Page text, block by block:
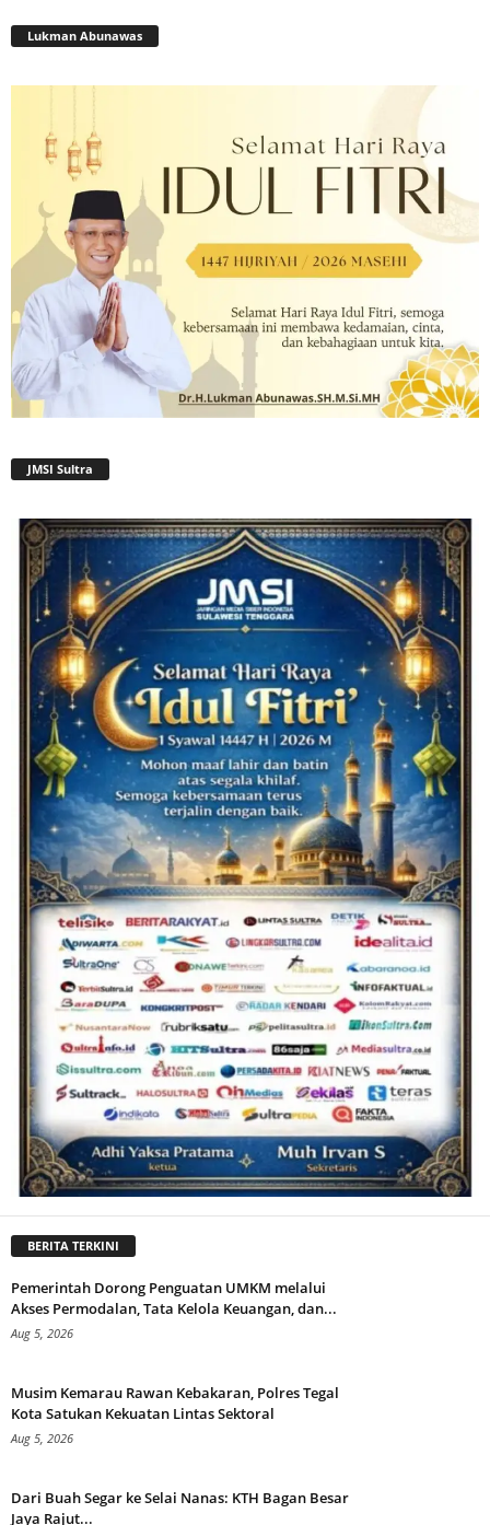
Lukman Abunawas
JMSI Sultra
BERITA TERKINI
Pemerintah Dorong Penguatan UMKM melalui
Akses Permodalan, Tata Kelola Keuangan, dan...
Aug 5, 2026
Musim Kemarau Rawan Kebakaran, Polres Tegal
Kota Satukan Kekuatan Lintas Sektoral
Aug 5, 2026
Dari Buah Segar ke Selai Nanas: KTH Bagan Besar
Jaya Rajut...